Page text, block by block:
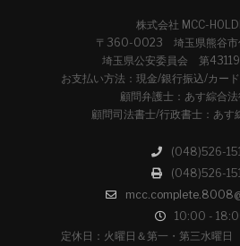
株式会社 MCC-
〒360-0023 埼玉県熊谷市
埼玉県公安委員会 第
お支払い方法：現金/銀行振込/カー
顧問弁護士：あす綜合
顧問司法書士/行政書士：あす
(048)526-
(048)526-
10:00 -
定休日：火曜日＆第一・第三水曜